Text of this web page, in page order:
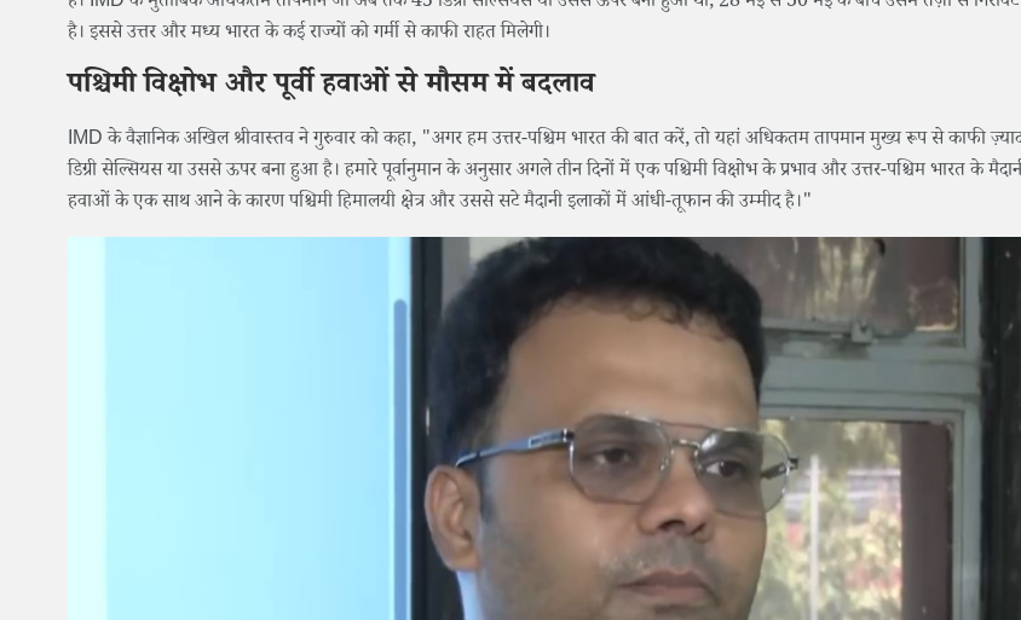
है। इससे उत्तर और मध्य भारत के कई राज्यों को गर्मी से काफी राहत मिलेगी।
पश्चिमी विक्षोभ और पूर्वी हवाओं से मौसम में बदलाव
IMD के वैज्ञानिक अखिल श्रीवास्तव ने गुरुवार को कहा, "अगर हम उत्तर-पश्चिम भारत की बात करें, तो यहां अधिकतम तापमान मुख्य रूप से काफी
डिग्री सेल्सियस या उससे ऊपर बना हुआ है। हमारे पूर्वानुमान के अनुसार अगले तीन दिनों में एक पश्चिमी विक्षोभ के प्रभाव और उत्तर-पश्चिम भारत के
हवाओं के एक साथ आने के कारण पश्चिमी हिमालयी क्षेत्र और उससे सटे मैदानी इलाकों में आंधी-तूफान की उम्मीद है।"